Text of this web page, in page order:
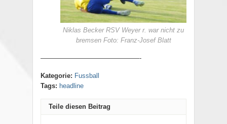
Niklas Becker RSV Weyer r. war nicht zu
bremsen Foto: Franz-Josef Blatt
———————————————-
Kategorie: Fussball
Tags: headline
Teile diesen Beitrag